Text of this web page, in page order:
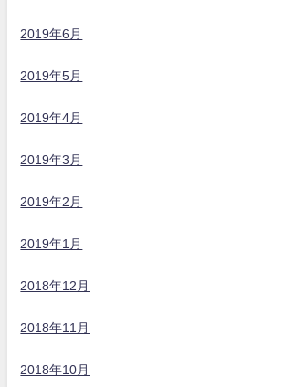
2019年6月
2019年5月
2019年4月
2019年3月
2019年2月
2019年1月
2018年12月
2018年11月
2018年10月